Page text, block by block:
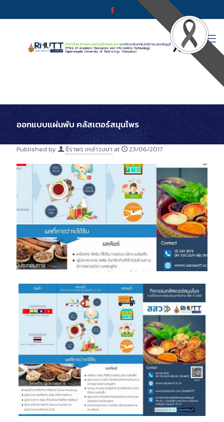
ออกแบบแผ่นพับ คลัสเตอร์สมุนไพร
Published by ธีราพร เหล่าวงษา at 23/06/2017